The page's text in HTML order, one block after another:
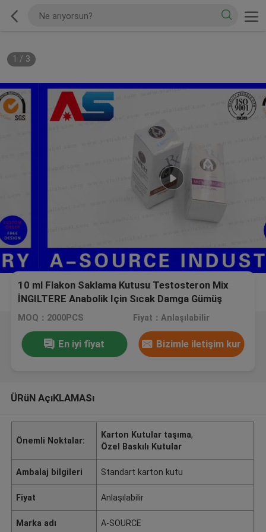
1 / 3
10 ml Flakon Saklama Kutusu Testosteron Mix
İNGILTERE Anabolik Için Sıcak Damga Gümüş
Folyo Kabartmalı
MOQ：2000PCS Fiyat：Anlaşılabilir
En iyi fiyat Bizimle iletişim kur
ÜRüN AçıKLAMASı
Önemli Noktalar:
Karton Kutular taşıma,
Özel Baskılı Kutular
Ambalaj bilgileri Standart karton kutu
Fiyat Anlaşılabilir
Marka adı A-SOURCE